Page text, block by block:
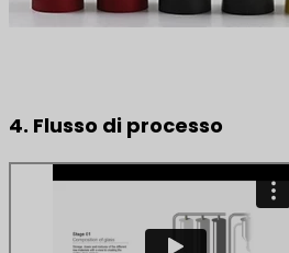
4. Flusso di processo